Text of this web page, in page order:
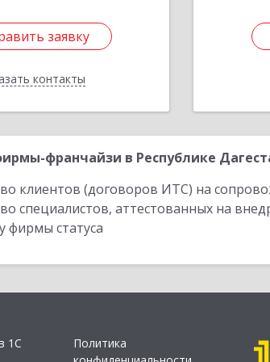
заявку
контакты
заявку
Назад
франчайзи в Республике
клиентов (договоров ИТС) на
специалистов, аттестованных на
фирмы статуса
1С
Политика